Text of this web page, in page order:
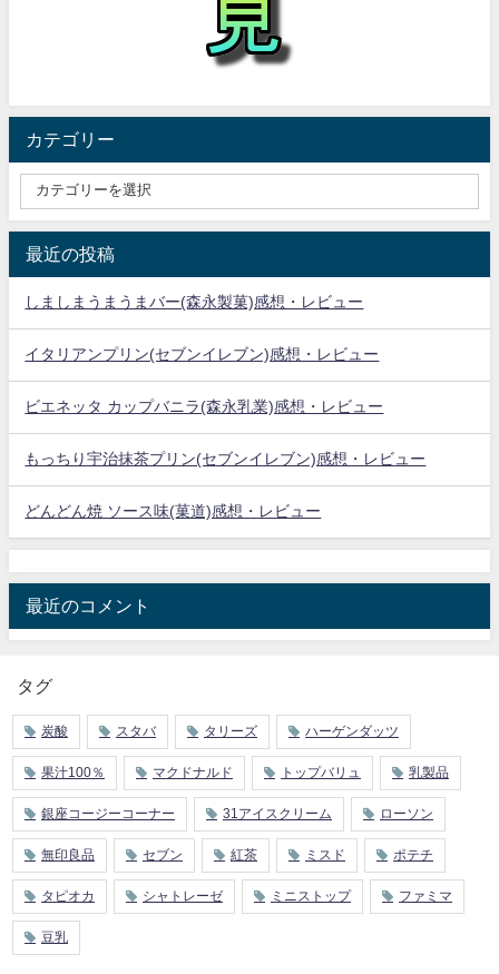
カテゴリー
最近の投稿
しましまうまうまバー(森永製菓)感想・レビュー
イタリアンプリン(セブンイレブン)感想・レビュー
ビエネッタ カップバニラ(森永乳業)感想・レビュー
もっちり宇治抹茶プリン(セブンイレブン)感想・レビュー
どんどん焼 ソース味(菓道)感想・レビュー
最近のコメント
タグ
炭酸 スタバ タリーズ ハーゲンダッツ
果汁100％ マクドナルド トップバリュ 乳製品
銀座コージーコーナー 31アイスクリーム ローソン
無印良品 セブン 紅茶 ミスド ポテチ
タピオカ シャトレーゼ ミニストップ ファミマ
豆乳